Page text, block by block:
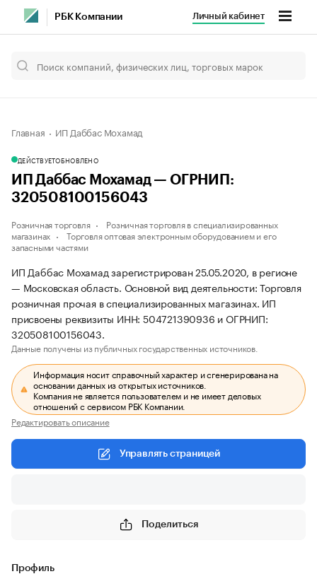
РБК Компании Личный кабинет
Главная ИП Даббас Мохамад
ДЕЙСТВУЕТОБНОВЛЕНО
ИП Даббас Мохамад — ОГРНИП:
320508100156043
Розничная торговля
Розничная торговля в специализированных
магазинах
Торговля оптовая электронным оборудованием и его
запасными частями
ИП Даббас Мохамад зарегистрирован 25.05.2020, в регионе
— Московская область. Основной вид деятельности: Торговля
розничная прочая в специализированных магазинах. ИП
присвоены реквизиты ИНН: 504721390936 и ОГРНИП:
320508100156043.
Данные получены из публичных государственных источников.
Информация носит справочный характер и сгенерирована на
основании данных из открытых источников.
Компания не является пользователем и не имеет деловых
отношений с сервисом РБК Компании.
Редактировать описание
Управлять страницей
Поделиться
Профиль